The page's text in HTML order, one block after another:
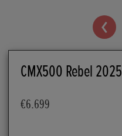
CMX500 Rebel 2025
€6.699